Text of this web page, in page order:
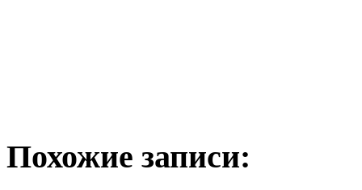
Похожие записи: